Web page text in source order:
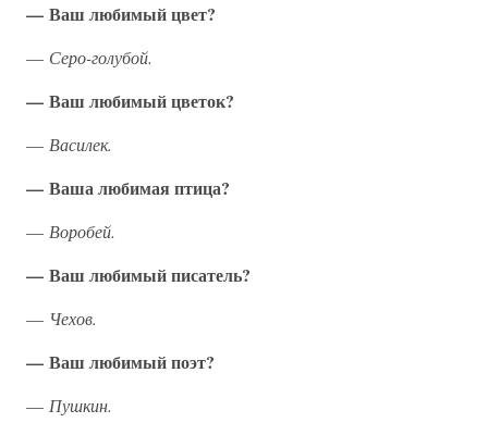
— Ваш любимый цвет?
— Серо-голубой.
— Ваш любимый цветок?
— Василек.
— Ваша любимая птица?
— Воробей.
— Ваш любимый писатель?
— Чехов.
— Ваш любимый поэт?
— Пушкин.